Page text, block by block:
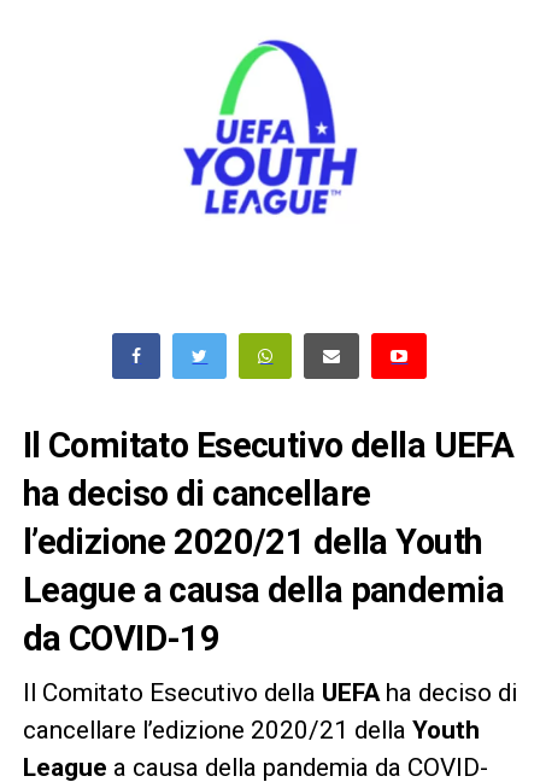
Il Comitato Esecutivo della UEFA
ha deciso di cancellare
l’edizione 2020/21 della Youth
League a causa della pandemia
da COVID-19
Il Comitato Esecutivo della UEFAha deciso di
cancellare l’edizione 2020/21 della Youth
League a causa della pandemia da COVID-